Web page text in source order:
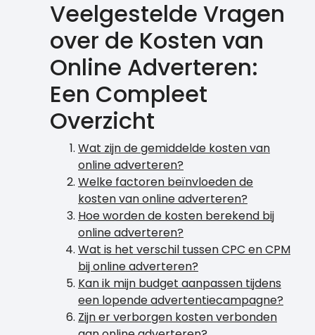
Veelgestelde Vragen
over de Kosten van
Online Adverteren:
Een Compleet
Overzicht
Wat zijn de gemiddelde kosten van
online adverteren?
Welke factoren beïnvloeden de
kosten van online adverteren?
Hoe worden de kosten berekend bij
online adverteren?
Wat is het verschil tussen CPC en CPM
bij online adverteren?
Kan ik mijn budget aanpassen tijdens
een lopende advertentiecampagne?
Zijn er verborgen kosten verbonden